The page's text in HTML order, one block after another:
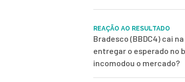
REAÇÃO AO RESULTADO
Bradesco (BBDC4) cai
entregar o esperado no
incomodou o mercado?